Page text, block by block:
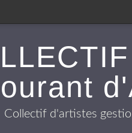
Collectif d'artistes